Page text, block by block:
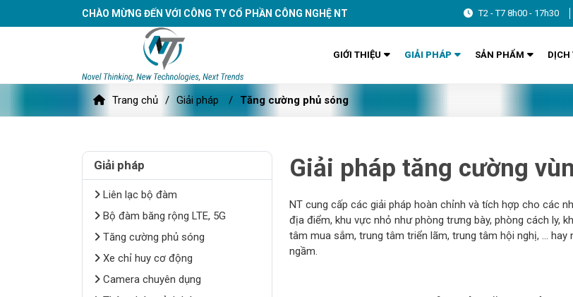
CHÀO MỪNG ĐẾN VỚI CÔNG TY CỔ PHẦN CÔNG NGHỆ NT T2 - T7 8h00 - 17h30
GIỚI THIỆU GIẢI PHÁP SẢN PHẨM DỊCH
Trang chủ Giải pháp Tăng cường phủ sóng
Giải pháp tăng cường
NT cung cấp các giải pháp hoàn chỉnh và tích hợp cho các
địa điểm, khu vực nhỏ như phòng trưng bày, phòng cách ly,
tâm mua sắm, trung tâm triển lãm, trung tâm hội nghị, …
ngầm.
Giải pháp
Liên lạc bộ đàm
Bộ đàm băng rộng LTE, 5G
Tăng cường phủ sóng
Xe chỉ huy cơ động
Camera chuyên dụng